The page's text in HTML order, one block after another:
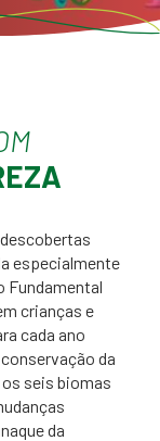
especialmente
Fundamental
crianças e
cada ano
da
seis biomas
da